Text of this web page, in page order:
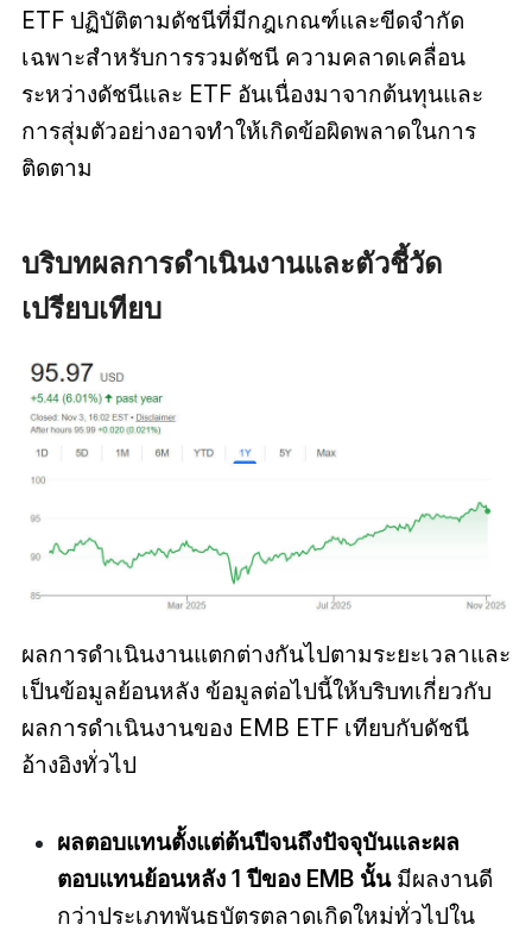
ETF ปฏิบัติตามดัชนีที่มีกฎเกณฑ์และขีดจำกัด
เฉพาะสำหรับการรวมดัชนี ความคลาดเคลื่อน
ระหว่างดัชนีและ ETF อันเนื่องมาจากต้นทุนและ
การสุ่มตัวอย่างอาจทำให้เกิดข้อผิดพลาดในการ
ติดตาม
บริบทผลการดำเนินงานและตัวชี้วัด
เปรียบเทียบ
ผลการดำเนินงานแตกต่างกันไปตามระยะเวลาและ
เป็นข้อมูลย้อนหลัง ข้อมูลต่อไปนี้ให้บริบทเกี่ยวกับ
ผลการดำเนินงานของ EMB ETF เทียบกับดัชนี
อ้างอิงทั่วไป
ผลตอบแทนตั้งแต่ต้นปีจนถึงปัจจุบันและผล
ตอบแทนย้อนหลัง 1 ปีของ EMB นั้นมีผลงานดี
กว่าประเภทพันธบัตรตลาดเกิดใหม่ทั่วไปใน